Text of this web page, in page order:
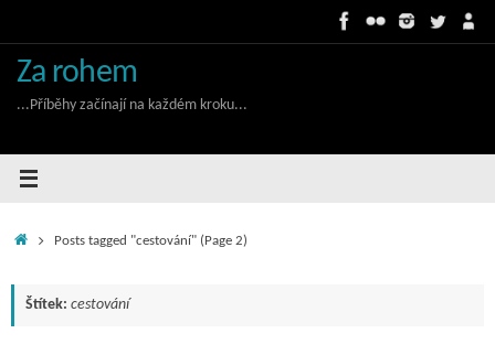
Za rohem
...Příběhy začínají na každém kroku...
HomePosts tagged "cestování" (Page 2)
Štítek: cestování